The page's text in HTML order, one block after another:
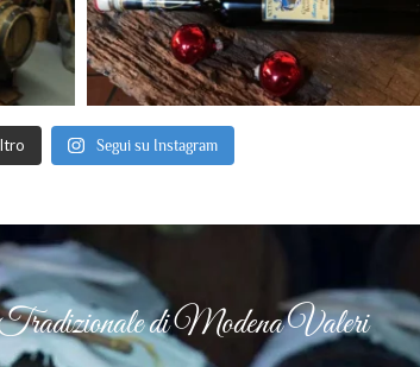
Segui su Instagram
di Modena Valeri